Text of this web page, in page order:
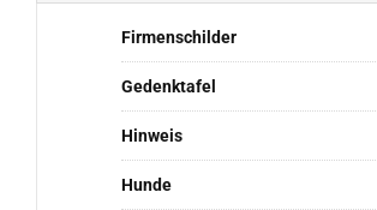
Firmenschilder
Gedenktafel
Hinweis
Hunde